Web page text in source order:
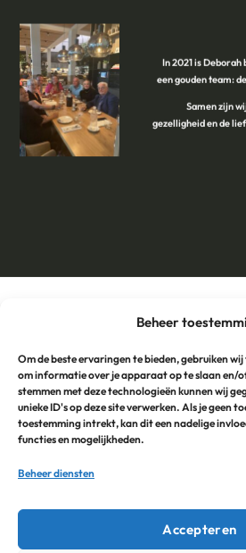
Beheer
Om de beste ervaringen te bieden, gebruiken
om informatie over je apparaat op te slaan en/
stemmen met deze technologieën kunnen wij
unieke ID's op deze site verwerken. Als je geen
toestemming intrekt, kan dit een nadelige
functies en mogelijkheden.
Beheer diensten
Accepteren
In 2021 is Deborah
een gouden team:
Samen zijn
gezelligheid en de
De Margondiër op social media
Blog
waarom De Margondiër een goede
Lunch Groningen: 3 makkelijke